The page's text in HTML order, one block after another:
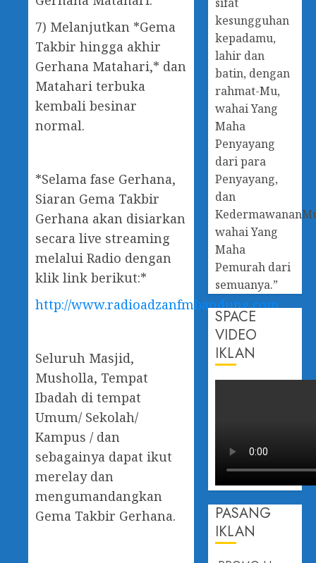
7) Melanjutkan *Gema
Takbir hingga akhir
Gerhana Matahari,* dan
Matahari terbuka
kembali besinar
normal.
*Selama fase Gerhana,
Siaran Gema Takbir
Gerhana akan disiarkan
secara live streaming
melalui Radio dengan
klik link berikut:*
http://www.radioadzanfmbandung.com
Seluruh Masjid,
Musholla, Tempat
Ibadah di tempat
Umum/ Sekolah/
Kampus / dan
sebagainya dapat ikut
merelay dan
mengumandangkan
Gema Takbir Gerhana.
kesungguhan
kepadamu,
lahir dan
batin, dengan
rahmat-Mu,
wahai Yang
Maha
Penyayang
dari para
Penyayang,
dan
wahai Yang
Maha
Pemurah dari
semuanya.”
SPACE
VIDEO
IKLAN
PASANG
IKLAN